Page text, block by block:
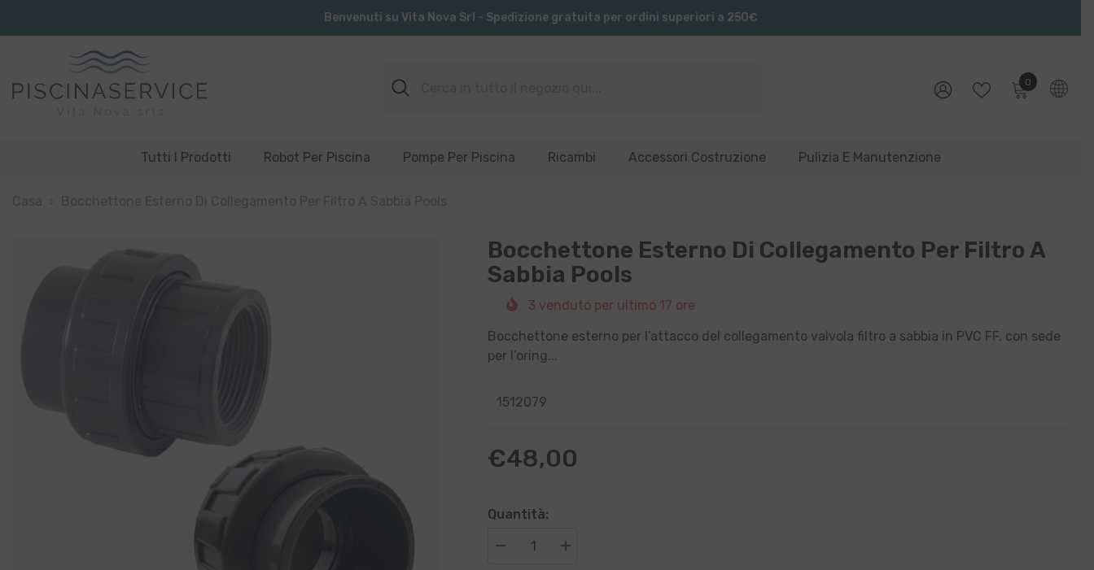
Benvenuti su Vita Nova Srl - Spedizione gratuita per ordini superiori a 250€
0 0
articoli
Tutti I Prodotti Robot Per Piscina Pompe Per Piscina Ricambi Accessori Costruzione Pulizia E Manutenzione
Bocchettone Esterno Di Collegamento Per Filtro A
Sabbia Pools
3 venduto per ultimo 17 ore
Bocchettone esterno per l’attacco del collegamento valvola filtro a sabbia in PVC FF. con sede
per l’oring...
1512079
€48,00
Quantità:
Diminuisci
Aumenta